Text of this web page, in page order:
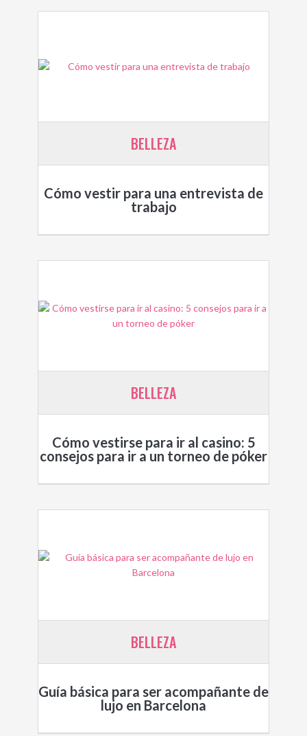
BELLEZA
Cómo vestir para una entrevista de
trabajo
BELLEZA
Cómo vestirse para ir al casino: 5
consejos para ir a un torneo de póker
BELLEZA
Guía básica para ser acompañante de
lujo en Barcelona